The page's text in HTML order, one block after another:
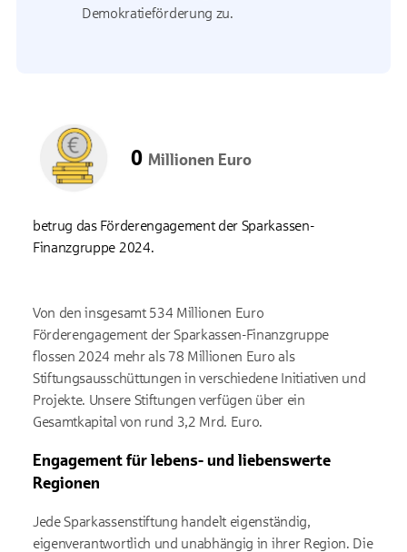
Demokratieförderung zu.
0 Millionen Euro
betrug das Förderengagement der Sparkassen-
Finanzgruppe 2024.
Von den insgesamt 534 Millionen Euro
Förderengagement der Sparkassen-Finanzgruppe
flossen 2024 mehr als 78 Millionen Euro als
Stiftungsausschüttungen in verschiedene Initiativen und
Projekte. Unsere Stiftungen verfügen über ein
Gesamtkapital von rund 3,2 Mrd. Euro.
Engagement für lebens- und liebenswerte
Regionen
Jede Sparkassenstiftung handelt eigenständig,
eigenverantwortlich und unabhängig in ihrer Region. Die